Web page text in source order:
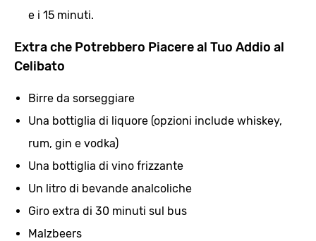
e i 15 minuti.
Extra che Potrebbero Piacere al Tuo Addio al
Celibato
Birre da sorseggiare
Una bottiglia di liquore (opzioni include whiskey,
rum, gin e vodka)
Una bottiglia di vino frizzante
Un litro di bevande analcoliche
Giro extra di 30 minuti sul bus
Malzbeers